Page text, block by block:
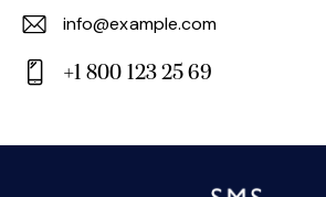
E-
m
info@example.com
+1 800 123 25 69